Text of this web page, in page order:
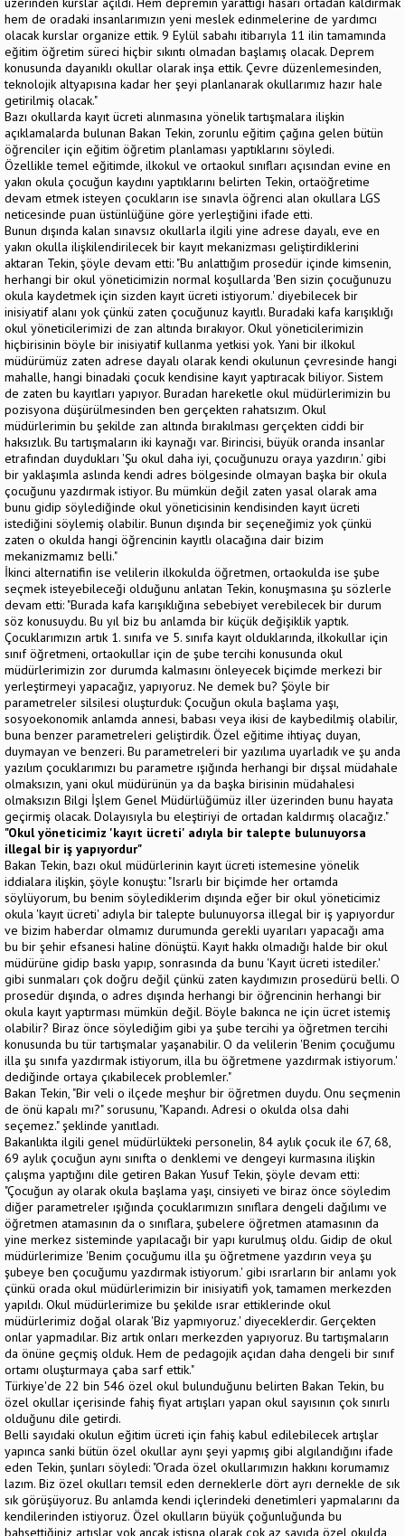
hem de oradaki insanlarımızın yeni meslek edinmelerine de yardımcı
olacak kurslar organize ettik. 9 Eylül sabahı itibarıyla 11 ilin tamamında
eğitim öğretim süreci hiçbir sıkıntı olmadan başlamış olacak. Deprem
konusunda dayanıklı okullar olarak inşa ettik. Çevre düzenlemesinden,
teknolojik altyapısına kadar her şeyi planlanarak okullarımız hazır hale
getirilmiş olacak."
Bazı okullarda kayıt ücreti alınmasına yönelik tartışmalara ilişkin
açıklamalarda bulunan Bakan Tekin, zorunlu eğitim çağına gelen bütün
öğrenciler için eğitim öğretim planlaması yaptıklarını söyledi.
Özellikle temel eğitimde, ilkokul ve ortaokul sınıfları açısından evine en
yakın okula çocuğun kaydını yaptıklarını belirten Tekin, ortaöğretime
devam etmek isteyen çocukların ise sınavla öğrenci alan okullara LGS
neticesinde puan üstünlüğüne göre yerleştiğini ifade etti.
Bunun dışında kalan sınavsız okullarla ilgili yine adrese dayalı, eve en
yakın okulla ilişkilendirilecek bir kayıt mekanizması geliştirdiklerini
aktaran Tekin, şöyle devam etti: "Bu anlattığım prosedür içinde kimsenin,
herhangi bir okul yöneticimizin normal koşullarda 'Ben sizin çocuğunuzu
okula kaydetmek için sizden kayıt ücreti istiyorum.' diyebilecek bir
inisiyatif alanı yok çünkü zaten çocuğunuz kayıtlı. Buradaki kafa karışıklığı
okul yöneticilerimizi de zan altında bırakıyor. Okul yöneticilerimizin
hiçbirisinin böyle bir inisiyatif kullanma yetkisi yok. Yani bir ilkokul
müdürümüz zaten adrese dayalı olarak kendi okulunun çevresinde hangi
mahalle, hangi binadaki çocuk kendisine kayıt yaptıracak biliyor. Sistem
de zaten bu kayıtları yapıyor. Buradan hareketle okul müdürlerimizin bu
pozisyona düşürülmesinden ben gerçekten rahatsızım. Okul
müdürlerimin bu şekilde zan altında bırakılması gerçekten ciddi bir
haksızlık. Bu tartışmaların iki kaynağı var. Birincisi, büyük oranda insanlar
etrafından duydukları 'Şu okul daha iyi, çocuğunuzu oraya yazdırın.' gibi
bir yaklaşımla aslında kendi adres bölgesinde olmayan başka bir okula
çocuğunu yazdırmak istiyor. Bu mümkün değil zaten yasal olarak ama
bunu gidip söylediğinde okul yöneticisinin kendisinden kayıt ücreti
istediğini söylemiş olabilir. Bunun dışında bir seçeneğimiz yok çünkü
zaten o okulda hangi öğrencinin kayıtlı olacağına dair bizim
mekanizmamız belli."
İkinci alternatifin ise velilerin ilkokulda öğretmen, ortaokulda ise şube
seçmek isteyebileceği olduğunu anlatan Tekin, konuşmasına şu sözlerle
devam etti: "Burada kafa karışıklığına sebebiyet verebilecek bir durum
söz konusuydu. Bu yıl biz bu anlamda bir küçük değişiklik yaptık.
Çocuklarımızın artık 1. sınıfa ve 5. sınıfa kayıt olduklarında, ilkokullar için
sınıf öğretmeni, ortaokullar için de şube tercihi konusunda okul
müdürlerimizin zor durumda kalmasını önleyecek biçimde merkezi bir
yerleştirmeyi yapacağız, yapıyoruz. Ne demek bu? Şöyle bir
parametreler silsilesi oluşturduk: Çocuğun okula başlama yaşı,
sosyoekonomik anlamda annesi, babası veya ikisi de kaybedilmiş olabilir,
buna benzer parametreleri geliştirdik. Özel eğitime ihtiyaç duyan,
duymayan ve benzeri. Bu parametreleri bir yazılıma uyarladık ve şu anda
yazılım çocuklarımızı bu parametre ışığında herhangi bir dışsal müdahale
olmaksızın, yani okul müdürünün ya da başka birisinin müdahalesi
olmaksızın Bilgi İşlem Genel Müdürlüğümüz iller üzerinden bunu hayata
geçirmiş olacak. Dolayısıyla bu eleştiriyi de ortadan kaldırmış olacağız."
"Okul yöneticimiz 'kayıt ücreti' adıyla bir talepte bulunuyorsa
illegal bir iş yapıyordur"
Bakan Tekin, bazı okul müdürlerinin kayıt ücreti istemesine yönelik
iddialara ilişkin, şöyle konuştu: "Israrlı bir biçimde her ortamda
söylüyorum, bu benim söylediklerim dışında eğer bir okul yöneticimiz
okula 'kayıt ücreti' adıyla bir talepte bulunuyorsa illegal bir iş yapıyordur
ve bizim haberdar olmamız durumunda gerekli uyarıları yapacağı ama
bu bir şehir efsanesi haline dönüştü. Kayıt hakkı olmadığı halde bir okul
müdürüne gidip baskı yapıp, sonrasında da bunu 'Kayıt ücreti istediler.'
gibi sunmaları çok doğru değil çünkü zaten kaydımızın prosedürü belli. O
prosedür dışında, o adres dışında herhangi bir öğrencinin herhangi bir
okula kayıt yaptırması mümkün değil. Böyle bakınca ne için ücret istemiş
olabilir? Biraz önce söylediğim gibi ya şube tercihi ya öğretmen tercihi
konusunda bu tür tartışmalar yaşanabilir. O da velilerin 'Benim çocuğumu
illa şu sınıfa yazdırmak istiyorum, illa bu öğretmene yazdırmak istiyorum.'
dediğinde ortaya çıkabilecek problemler."
Bakan Tekin, "Bir veli o ilçede meşhur bir öğretmen duydu. Onu seçmenin
de önü kapalı mı?" sorusunu, "Kapandı. Adresi o okulda olsa dahi
seçemez." şeklinde yanıtladı.
Bakanlıkta ilgili genel müdürlükteki personelin, 84 aylık çocuk ile 67, 68,
69 aylık çocuğun aynı sınıfta o denklemi ve dengeyi kurmasına ilişkin
çalışma yaptığını dile getiren Bakan Yusuf Tekin, şöyle devam etti:
"Çocuğun ay olarak okula başlama yaşı, cinsiyeti ve biraz önce söyledim
diğer parametreler ışığında çocuklarımızın sınıflara dengeli dağılımı ve
öğretmen atamasının da o sınıflara, şubelere öğretmen atamasının da
yine merkez sisteminde yapılacağı bir yapı kurulmuş oldu. Gidip de okul
müdürlerimize 'Benim çocuğumu illa şu öğretmene yazdırın veya şu
şubeye ben çocuğumu yazdırmak istiyorum.' gibi ısrarların bir anlamı yok
çünkü orada okul müdürlerimizin bir inisiyatifi yok, tamamen merkezden
yapıldı. Okul müdürlerimize bu şekilde ısrar ettiklerinde okul
müdürlerimiz doğal olarak 'Biz yapmıyoruz.' diyeceklerdir. Gerçekten
onlar yapmadılar. Biz artık onları merkezden yapıyoruz. Bu tartışmaların
da önüne geçmiş olduk. Hem de pedagojik açıdan daha dengeli bir sınıf
ortamı oluşturmaya çaba sarf ettik."
Türkiye'de 22 bin 546 özel okul bulunduğunu belirten Bakan Tekin, bu
özel okullar içerisinde fahiş fiyat artışları yapan okul sayısının çok sınırlı
olduğunu dile getirdi.
Belli sayıdaki okulun eğitim ücreti için fahiş kabul edilebilecek artışlar
yapınca sanki bütün özel okullar aynı şeyi yapmış gibi algılandığını ifade
eden Tekin, şunları söyledi: "Orada özel okullarımızın hakkını korumamız
lazım. Biz özel okulları temsil eden derneklerle dört ayrı dernekle de sık
sık görüşüyoruz. Bu anlamda kendi içlerindeki denetimleri yapmalarını da
kendilerinden istiyoruz. Özel okulların büyük çoğunluğunda bu
bahsettiğiniz artışlar yok ancak istisna olarak çok az sayıda özel okulda